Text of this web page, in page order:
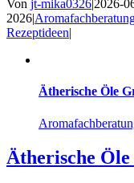
Von jt-mika0326|2026-
2026|
Rezeptideen|
Ätherische Öle
Ätherische